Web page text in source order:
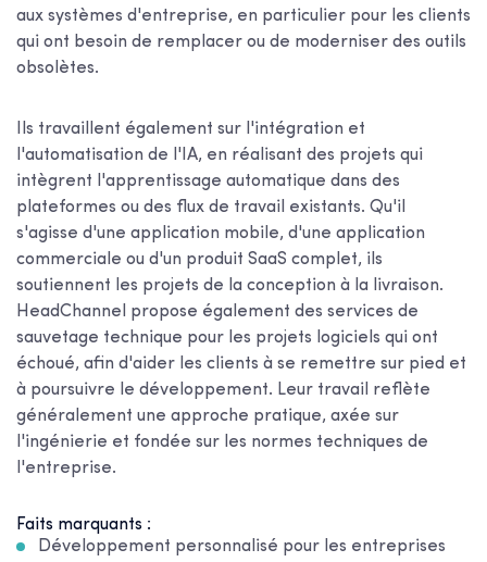
aux systèmes d'entreprise, en particulier pour les clients
qui ont besoin de remplacer ou de moderniser des outils
obsolètes.
Ils travaillent également sur l'intégration et
l'automatisation de l'IA, en réalisant des projets qui
intègrent l'apprentissage automatique dans des
plateformes ou des flux de travail existants. Qu'il
s'agisse d'une application mobile, d'une application
commerciale ou d'un produit SaaS complet, ils
soutiennent les projets de la conception à la livraison.
HeadChannel propose également des services de
sauvetage technique pour les projets logiciels qui ont
échoué, afin d'aider les clients à se remettre sur pied et
à poursuivre le développement. Leur travail reflète
généralement une approche pratique, axée sur
l'ingénierie et fondée sur les normes techniques de
l'entreprise.
Faits marquants :
Développement personnalisé pour les entreprises